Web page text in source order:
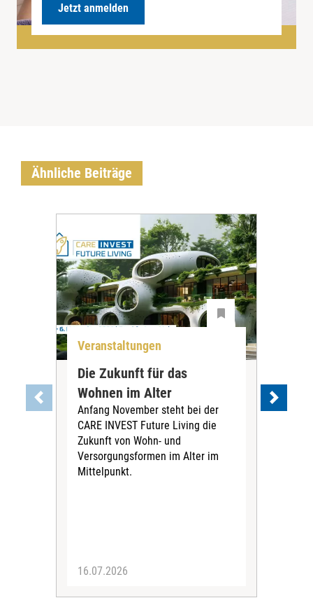
Jetzt anmelden
Ähnliche Beiträge
Veranstaltungen
Die Zukunft für das
Wohnen im Alter
Anfang November steht bei der
CARE INVEST Future Living die
Zukunft von Wohn- und
Versorgungsformen im Alter im
Mittelpunkt.
16.07.2026